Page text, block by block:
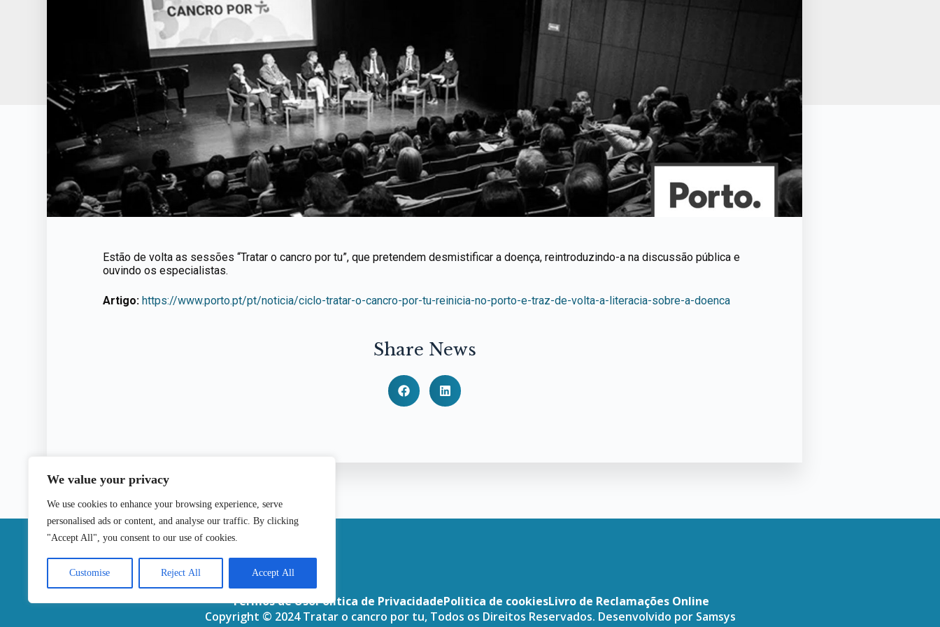
We value your privacy
We use cookies to enhance your browsing experience, serve
personalised ads or content, and analyse our traffic. By clicking
"Accept All", you consent to our use of cookies.
Customise Reject All Accept All
Estão de volta as sessões “Tratar o cancro por tu”, que pretendem desmistificar a doença, reintroduzindo-a na discussão pública e
ouvindo os especialistas.
Artigo: https://www.porto.pt/pt/noticia/ciclo-tratar-o-cancro-por-tu-reinicia-no-porto-e-traz-de-volta-a-literacia-sobre-a-doenca
Share News
|
Termos de UsoPolitica de PrivacidadePolitica de cookiesLivro de Reclamações Online
Copyright © 2024 Tratar o cancro por tu, Todos os Direitos Reservados. Desenvolvido por Samsys